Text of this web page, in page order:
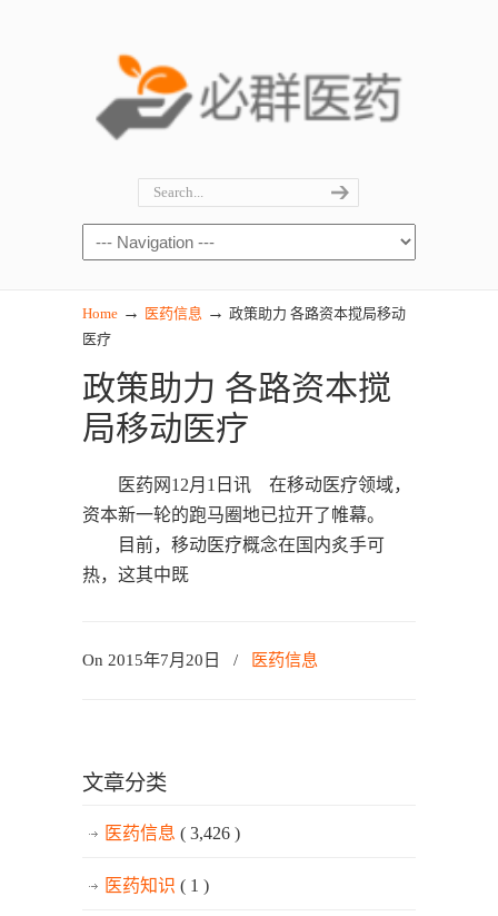
Home → 医药信息 → 政策助力 各路资本搅局移动
医疗
政策助力 各路资本搅
局移动医疗
医药网12月1日讯 在移动医疗领域，
资本新一轮的跑马圈地已拉开了帷幕。
目前，移动医疗概念在国内炙手可
热，这其中既
On 2015年7月20日 / 医药信息
文章分类
医药信息 ( 3,426 )
医药知识 ( 1 )